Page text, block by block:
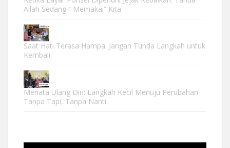
Allah Sedang “ Memakai” Kita
Saat Hati Terasa Hampa: Jangan Tunda Langkah untuk
Kembali
Menata Ulang Diri: Langkah Kecil Menuju Perubahan
Tanpa Tapi, Tanpa Nanti